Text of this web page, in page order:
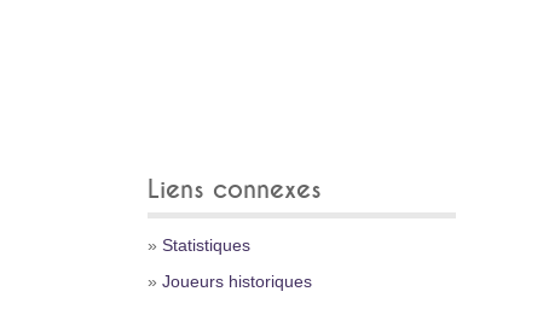
Liens connexes
» Statistiques
» Joueurs historiques